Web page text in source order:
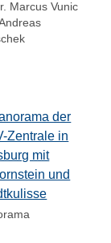
Marcus Vunic
larger version for: